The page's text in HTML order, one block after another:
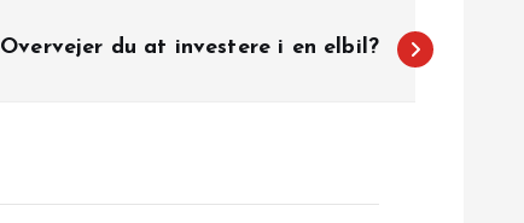
Overvejer du at investere i en elbil?